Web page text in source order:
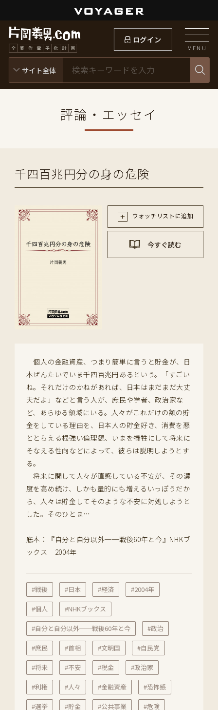
ログイン
MENU
評論・エッセイ
千四百兆円分の身の危険
ウォッチリストに追加
今すぐ読む
個人の金融資産、つまり簡単に言うと貯金が、日
本ぜんたいでいま千四百兆円あるという。「すごい
ね。それだけのかねがあれば、日本はまだまだ大丈
夫だよ」などと言う人が、庶民や学者、政治家な
ど、あらゆる領域にいる。人々がこれだけの額の貯
金をしている理由を、日本人の貯金好き、消費を悪
ととらえる根強い倫理観、いまを犠牲にして将来に
そなえる性向などによって、彼らは説明しようとす
る。
将来に関して人々が直感している不安が、その濃
度を高め続け、しかも量的にも増えるいっぽうだか
ら、人々は貯金してそのような不安に対処しようと
した。そのひとま…
底本：『自分と自分以外──戦後60年と今』NHKブ
ックス 2004年
#戦後 #日本 #経済 #2004年
#個人 #NHKブックス
#自分と自分以外──戦後60年と今 #政治
#庶民 #首相 #文明国 #自民党
#将来 #不安 #税金 #政治家
#利権 #人々 #金融資産 #恐怖感
#選挙 #貯金 #公共事業 #危険